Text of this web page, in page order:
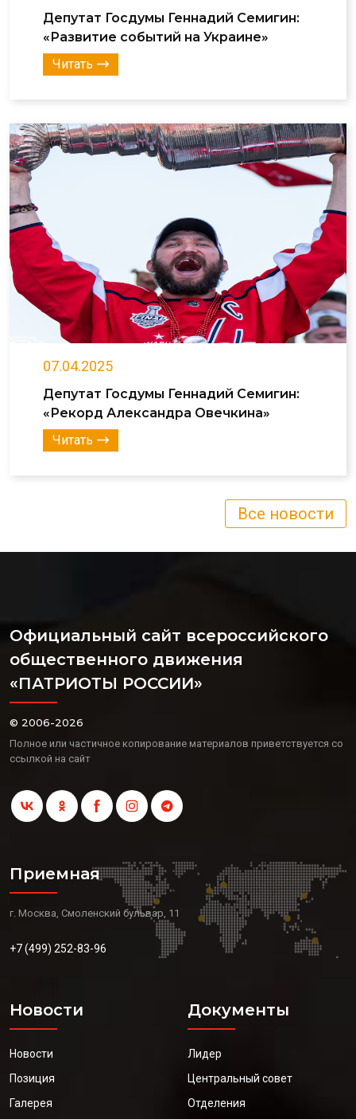
Депутат Госдумы Геннадий Семигин:
«Развитие событий на Украине»
Читать
07.04.2025
Депутат Госдумы Геннадий Семигин:
«Рекорд Александра Овечкина»
Читать
Все новости
Официальный сайт всероссийского
общественного движения
«ПАТРИОТЫ РОССИИ»
© 2006-2026
Полное или частичное копирование материалов приветствуется со
ссылкой на сайт
Приемная
г. Москва, Смоленский бульвар, 11
+7 (499) 252-83-96
Новости
Новости
Позиция
Галерея
Документы
Лидер
Центральный совет
Отделения